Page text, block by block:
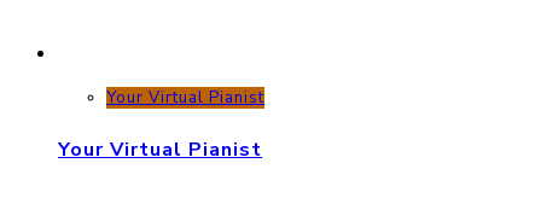
Your Virtual Pianist
Your Virtual Pianist